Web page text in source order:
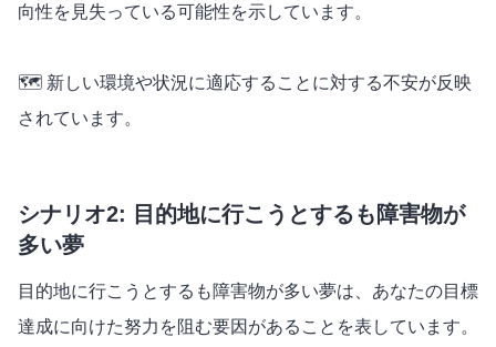
向性を見失っている可能性を示しています。
🗺️ 新しい環境や状況に適応することに対する不安が反映
されています。
シナリオ2: 目的地に行こうとするも障害物が
多い夢
目的地に行こうとするも障害物が多い夢は、あなたの目標
達成に向けた努力を阻む要因があることを表しています。